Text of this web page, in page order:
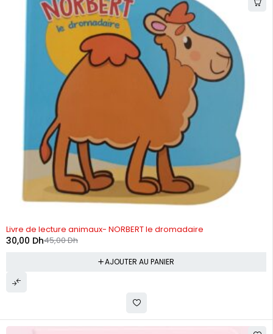
Livre de lecture animaux- NORBERT le dromadaire
45,00Dh
30,00 Dh
AJOUTER AU PANIER